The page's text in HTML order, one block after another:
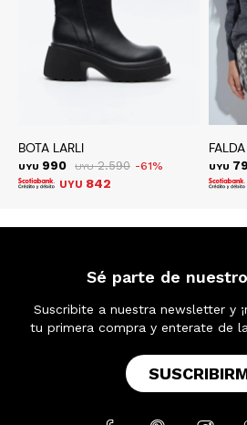
BOTA LARLI
UYU 990 UYU 2.590 61
UYU 842
UYU
Sé parte de
Suscribite a nuestra newsletter y
tu primera compra y enterate de